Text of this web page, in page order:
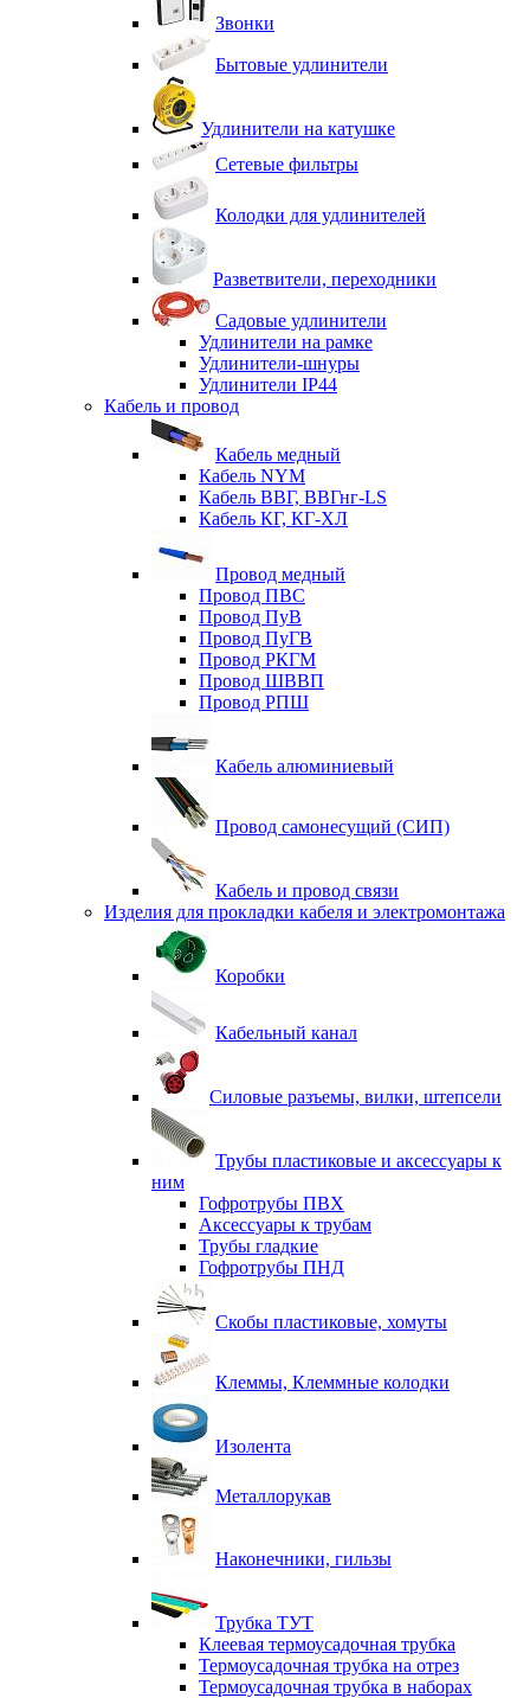
Звонки
Бытовые удлинители
Удлинители на катушке
Сетевые фильтры
Колодки для удлинителей
Разветвители, переходники
Садовые удлинители
Удлинители на рамке
Удлинители-шнуры
Удлинители IP44
Кабель и провод
Кабель медный
Кабель NYM
Кабель ВВГ, ВВГнг-LS
Кабель КГ, КГ-ХЛ
Провод медный
Провод ПВС
Провод ПуВ
Провод ПуГВ
Провод РКГМ
Провод ШВВП
Провод РПШ
Кабель алюминиевый
Провод самонесущий (СИП)
Кабель и провод связи
Изделия для прокладки кабеля и электромонтажа
Коробки
Кабельный канал
Силовые разъемы, вилки, штепсели
Трубы пластиковые и аксессуары к
ним
Гофротрубы ПВХ
Аксессуары к трубам
Трубы гладкие
Гофротрубы ПНД
Скобы пластиковые, хомуты
Клеммы, Клеммные колодки
Изолента
Металлорукав
Наконечники, гильзы
Трубка ТУТ
Клеевая термоусадочная трубка
Термоусадочная трубка на отрез
Термоусадочная трубка в наборах